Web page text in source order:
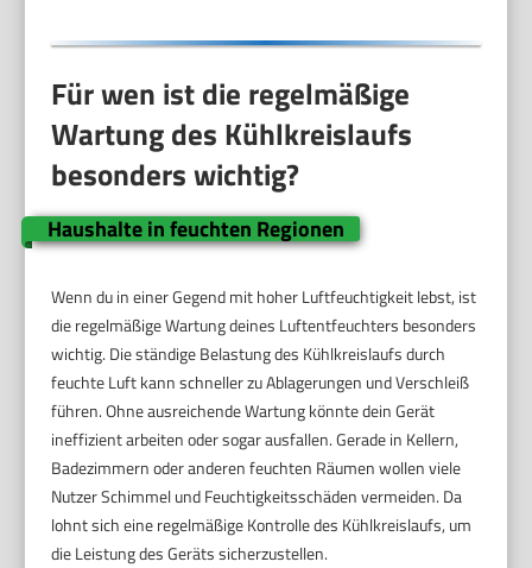
Für wen ist die regelmäßige
Wartung des Kühlkreislaufs
besonders wichtig?
Haushalte in feuchten Regionen
Wenn du in einer Gegend mit hoher Luftfeuchtigkeit lebst, ist
die regelmäßige Wartung deines Luftentfeuchters besonders
wichtig. Die ständige Belastung des Kühlkreislaufs durch
feuchte Luft kann schneller zu Ablagerungen und Verschleiß
führen. Ohne ausreichende Wartung könnte dein Gerät
ineffizient arbeiten oder sogar ausfallen. Gerade in Kellern,
Badezimmern oder anderen feuchten Räumen wollen viele
Nutzer Schimmel und Feuchtigkeitsschäden vermeiden. Da
lohnt sich eine regelmäßige Kontrolle des Kühlkreislaufs, um
die Leistung des Geräts sicherzustellen.